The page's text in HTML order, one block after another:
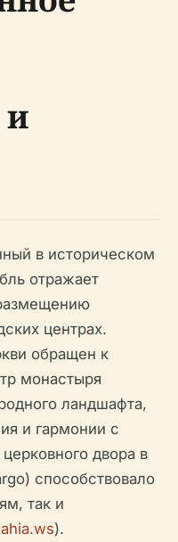
в историческом
отражает
центрах.
обращен к
монастыря
ландшафта,
и гармонии с
двора в
способствовало
так и
).